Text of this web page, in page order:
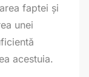
faptei și
unei
acestuia.